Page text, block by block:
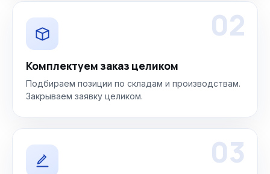
02
Комплектуем заказ целиком
Подбираем позиции по складам и производствам.
Закрываем заявку целиком.
03